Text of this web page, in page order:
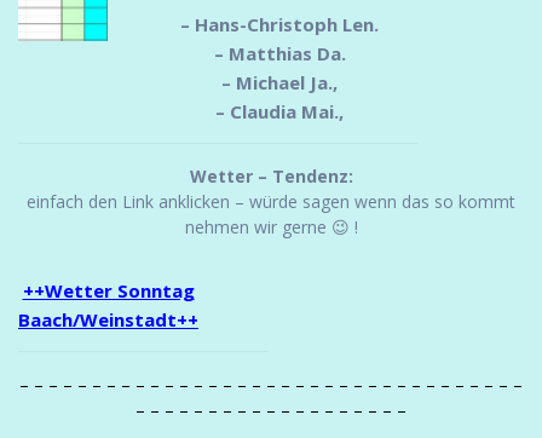
– Hans-Christoph Len.
– Matthias Da.
– Michael Ja.,
– Claudia Mai.,
Wetter – Tendenz:
einfach den Link anklicken – würde sagen wenn das so kommt
nehmen wir gerne 😉 !
++Wetter Sonntag
Baach/Weinstadt++
– – – – – – – – – – – – – – – – – – – – – – – – – – – – – – – – – – –
– – – – – – – – – – – – – – – – – – –